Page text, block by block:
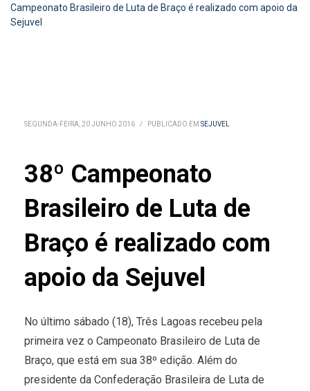
Campeonato Brasileiro de Luta de Braço é realizado com apoio da
Sejuvel
SEGUNDA-FEIRA, 20 JUNHO 2016 / PUBLICADO EM SEJUVEL
38º Campeonato
Brasileiro de Luta de
Braço é realizado com
apoio da Sejuvel
No último sábado (18), Três Lagoas recebeu pela
primeira vez o Campeonato Brasileiro de Luta de
Braço, que está em sua 38º edição. Além do
presidente da Confederação Brasileira de Luta de